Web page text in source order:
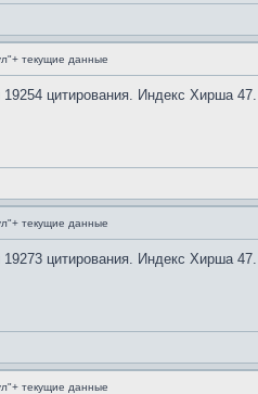
текущие данные
цитирования. Индекс Хирша 47.
текущие данные
цитирования. Индекс Хирша 47.
текущие данные